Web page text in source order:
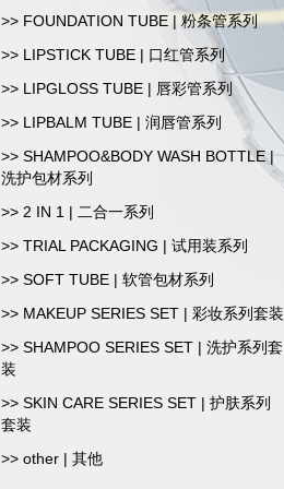
>> FOUNDATION TUBE | 粉条管系列
>> LIPSTICK TUBE | 口红管系列
>> LIPGLOSS TUBE | 唇彩管系列
>> LIPBALM TUBE | 润唇管系列
>> SHAMPOO&BODY WASH BOTTLE |
洗护包材系列
>> 2 IN 1 | 二合一系列
>> TRIAL PACKAGING | 试用装系列
>> SOFT TUBE | 软管包材系列
>> MAKEUP SERIES SET | 彩妆系列套装
>> SHAMPOO SERIES SET | 洗护系列套
装
>> SKIN CARE SERIES SET | 护肤系列
套装
>> other | 其他